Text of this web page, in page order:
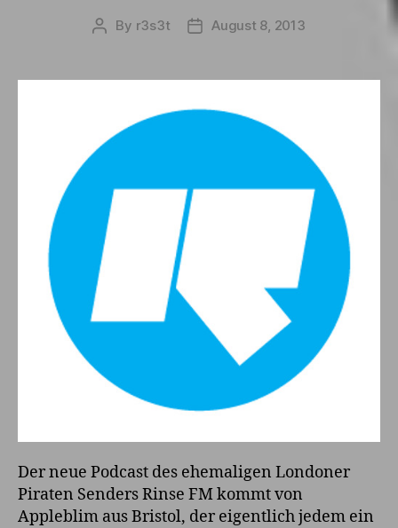
Post
By r3s3t
PostAugust 8, 2013
Der neue Podcast des ehemaligen Londoner
Piraten Senders Rinse FM kommt von
Appleblim aus Bristol, der eigentlich jedem ein